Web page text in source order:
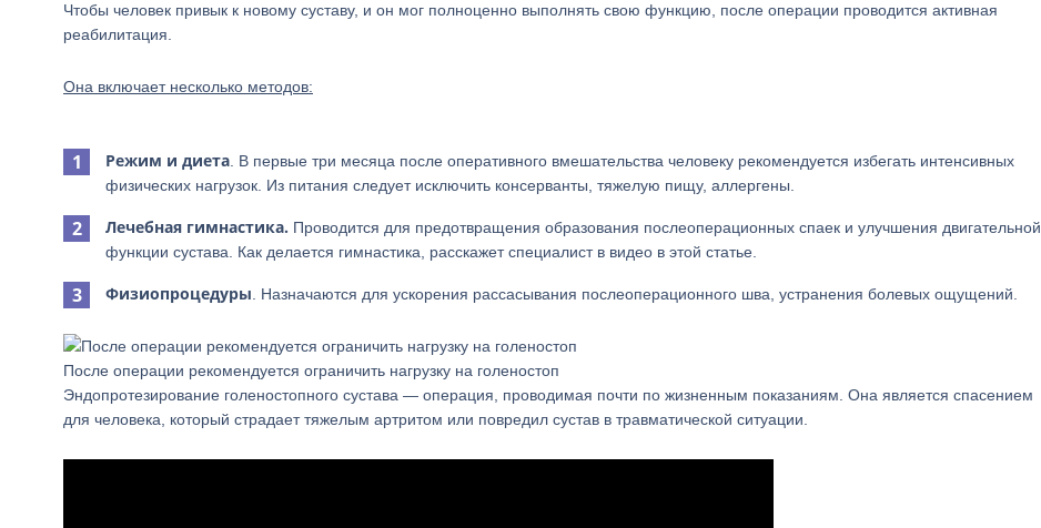
Чтобы человек привык к новому суставу, и он мог полноценно выполнять свою функцию, после операции проводится активная
реабилитация.
Она включает несколько методов:
Режим и диета . В первые три месяца после оперативного вмешательства человеку рекомендуется избегать интенсивных
физических нагрузок. Из питания следует исключить консерванты, тяжелую пищу, аллергены.
Лечебная гимнастика. Проводится для предотвращения образования послеоперационных спаек и улучшения двигательной
функции сустава. Как делается гимнастика, расскажет специалист в видео в этой статье.
Физиопроцедуры . Назначаются для ускорения рассасывания послеоперационного шва, устранения болевых ощущений.
После операции рекомендуется ограничить нагрузку на голеностоп
Эндопротезирование голеностопного сустава — операция, проводимая почти по жизненным показаниям. Она является спасением
для человека, который страдает тяжелым артритом или повредил сустав в травматической ситуации.